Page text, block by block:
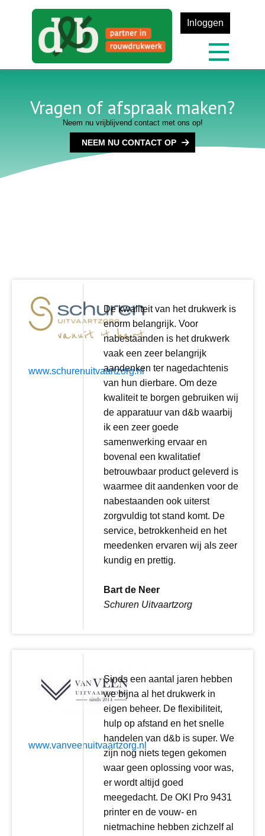
Inloggen
Vragen of afspraak maken?
Neem nu vrijblijvend contact met ons op!
NEEM NU CONTACT OP
www.schurenuitvaartzorg.nl
De kwaliteit van het drukwerk is
enorm belangrijk. Voor
nabestaanden is het drukwerk
vaak een zeer belangrijk
aandenken ter nagedachtenis
van hun dierbare. Om deze
kwaliteit te borgen gebruiken wij
de apparatuur van d&b waarbij
ik een zeer goede
samenwerking ervaar en
bovenal een kwalitatief
betrouwbaar product geleverd is
waarmee dit aandenken voor de
nabestaanden ook uiterst
zorgvuldig tot stand komt. De
service, betrokkenheid en het
meedenken ervaren wij als zeer
kundig en prettig.
Bart de Neer
Schuren Uitvaartzorg
www.vanveenuitvaartzorg.nl
Sinds een aantal jaren hebben
we bijna al het drukwerk in
eigen beheer. De flexibiliteit,
hulp op afstand en het snelle
handelen van d&b is super. We
zijn nog niets tegen gekomen
waar geen oplossing voor was,
er wordt altijd goed
meegedacht. De OKI Pro 9431
printer en de vouw- en
nietmachine hebben zichzelf al